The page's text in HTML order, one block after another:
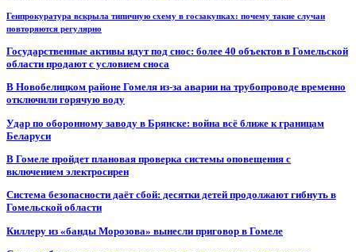
Генпрокуратура вскрыла типичную схему в госзакупках: почему такие случаи
повторяются регулярно
Государственные активы идут под снос: более 40 объектов в Гомельской
области продают с условием сноса
В Новобелицком районе Гомеля из-за аварии на трубопроводе временно
отключили горячую воду
Удар по оборонному заводу в Брянске: война всё ближе к границам
Беларуси
В Гомеле пройдет плановая проверка системы оповещения с
включением электросирен
Система безопасности даёт сбой: десятки детей продолжают гибнуть в
Гомельской области
Киллеру из «банды Морозова» вынесли приговор в Гомеле